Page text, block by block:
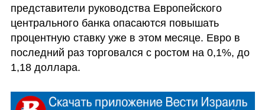
представители руководства Европейского
центрального банка опасаются повышать
процентную ставку уже в этом месяце. Евро в
последний раз торговался с ростом на 0,1%, до
1,18 доллара.